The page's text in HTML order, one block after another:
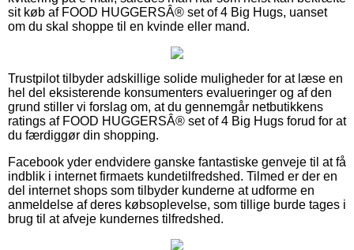
sit køb af FOOD HUGGERSÂ® set of 4 Big Hugs, uanset
om du skal shoppe til en kvinde eller mand.
Trustpilot tilbyder adskillige solide muligheder for at læse en
hel del eksisterende konsumenters evalueringer og af den
grund stiller vi forslag om, at du gennemgår netbutikkens
ratings af FOOD HUGGERSÂ® set of 4 Big Hugs forud for at
du færdiggør din shopping.
Facebook yder endvidere ganske fantastiske genveje til at få
indblik i internet firmaets kundetilfredshed. Tilmed er der en
del internet shops som tilbyder kunderne at udforme en
anmeldelse af deres købsoplevelse, som tillige burde tages i
brug til at afveje kundernes tilfredshed.